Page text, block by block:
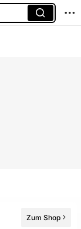
Zum Shop